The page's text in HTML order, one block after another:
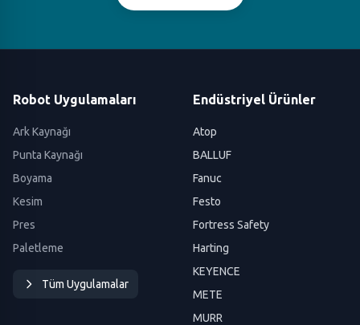
Robot Uygulamaları
Ark Kaynağı
Punta Kaynağı
Boyama
Kesim
Pres
Paletleme
Tüm Uygulamalar
Endüstriyel Ürünler
Atop
BALLUF
Fanuc
Festo
Fortress Safety
Harting
KEYENCE
METE
MURR